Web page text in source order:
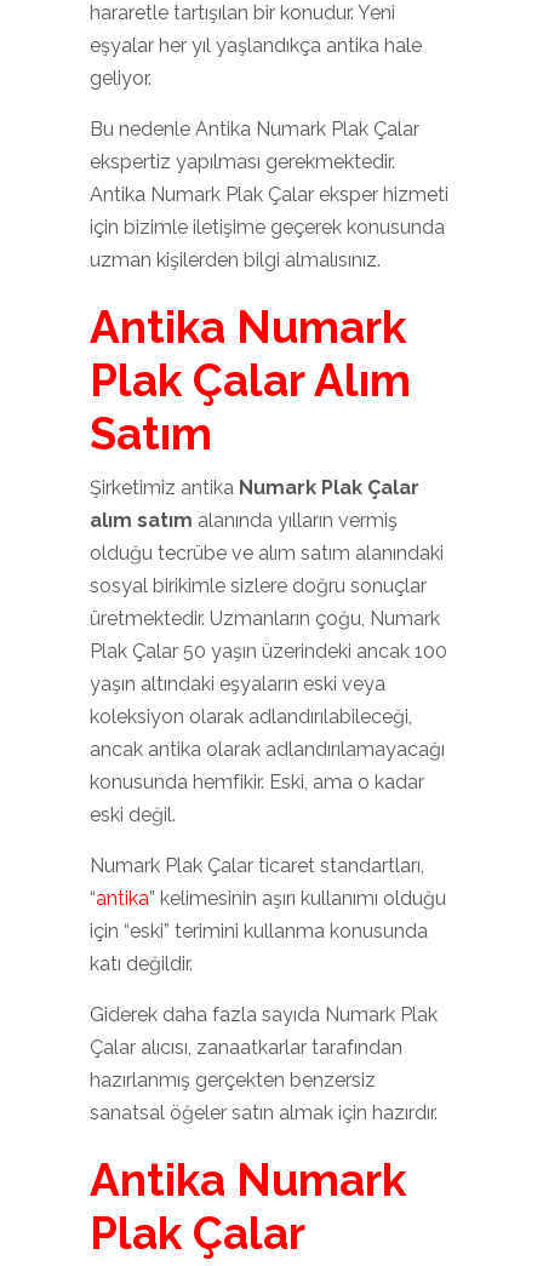
hararetle tartışılan bir konudur. Yeni
eşyalar her yıl yaşlandıkça antika hale
geliyor.
Bu nedenle Antika Numark Plak Çalar
ekspertiz yapılması gerekmektedir.
Antika Numark Plak Çalar eksper hizmeti
için bizimle iletişime geçerek konusunda
uzman kişilerden bilgi almalısınız.
Antika Numark
Plak Çalar Alım
Satım
Şirketimiz antika Numark Plak Çalar
alım satım alanında yılların vermiş
olduğu tecrübe ve alım satım alanındaki
sosyal birikimle sizlere doğru sonuçlar
üretmektedir. Uzmanların çoğu, Numark
Plak Çalar 50 yaşın üzerindeki ancak 100
yaşın altındaki eşyaların eski veya
koleksiyon olarak adlandırılabileceği,
ancak antika olarak adlandırılamayacağı
konusunda hemfikir. Eski, ama o kadar
eski değil.
Numark Plak Çalar ticaret standartları,
“antika” kelimesinin aşırı kullanımı olduğu
için “eski” terimini kullanma konusunda
katı değildir.
Giderek daha fazla sayıda Numark Plak
Çalar alıcısı, zanaatkarlar tarafından
hazırlanmış gerçekten benzersiz
sanatsal öğeler satın almak için hazırdır.
Antika Numark
Plak Çalar